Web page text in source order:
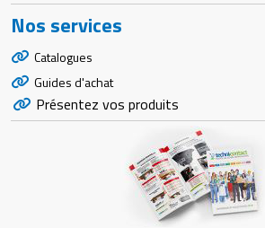
Nos services
Catalogues
Guides d'achat
Présentez vos produits